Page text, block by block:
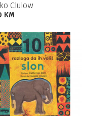
Clulow
KM